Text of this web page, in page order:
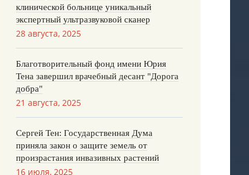
клинической больнице уникальный
экспертный ультразвуковой сканер
28 августа, 2025
Благотворительный фонд имени Юрия
Тена завершил врачебный десант "Дорога
добра"
21 августа, 2025
Сергей Тен: Государственная Дума
приняла закон о защите земель от
произрастания инвазивных растений
16 июля, 2025